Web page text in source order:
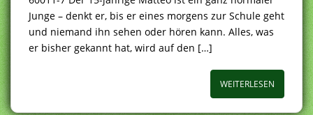
Junge – denkt er, bis er eines morgens zur Schule geht
und niemand ihn sehen oder hören kann. Alles, was
er bisher gekannt hat, wird auf den […]
WEITERLESEN